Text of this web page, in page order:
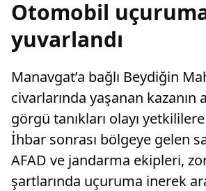
Otomobil
yuvarlandı
Manavgat’a bağlı Beydiğin
civarlarında yaşanan kazanın
görgü tanıkları olayı
İhbar sonrası bölgeye gelen
AFAD ve jandarma ekipleri,
şartlarında uçuruma inerek